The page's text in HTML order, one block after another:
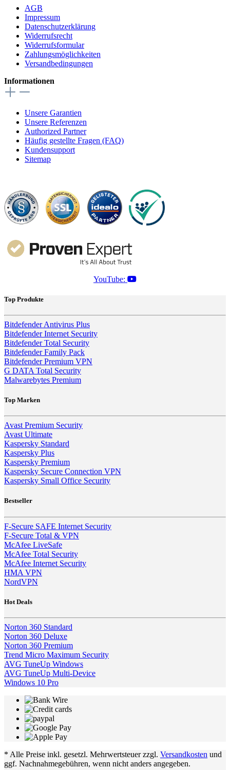
AGB
Impressum
Datenschutzerklärung
Widerrufsrecht
Widerrufsformular
Zahlungsmöglichkeiten
Versandbedingungen
Informationen
Unsere Garantien
Unsere Referenzen
Authorized Partner
Häufig gestellte Fragen (FAQ)
Kundensupport
Sitemap
YouTube:
Top Produkte
Bitdefender Antivirus Plus
Bitdefender Internet Security
Bitdefender Total Security
Bitdefender Family Pack
Bitdefender Premium VPN
G DATA Total Security
Malwarebytes Premium
Top Marken
Avast Premium Security
Avast Ultimate
Kaspersky Standard
Kaspersky Plus
Kaspersky Premium
Kaspersky Secure Connection VPN
Kaspersky Small Office Security
Bestseller
F-Secure SAFE Internet Security
F-Secure Total & VPN
McAfee LiveSafe
McAfee Total Security
McAfee Internet Security
HMA VPN
NordVPN
Hot Deals
Norton 360 Standard
Norton 360 Deluxe
Norton 360 Premium
Trend Micro Maximum Security
AVG TuneUp Windows
AVG TuneUp Multi-Device
Windows 10 Pro
* Alle Preise inkl. gesetzl. Mehrwertsteuer zzgl. Versandkosten und
ggf. Nachnahmegebühren, wenn nicht anders angegeben.